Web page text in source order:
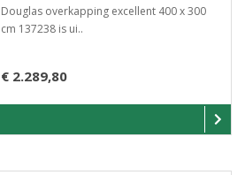
Douglas overkapping excellent 400 x 300
cm 137238 is ui..
€ 2.289,80